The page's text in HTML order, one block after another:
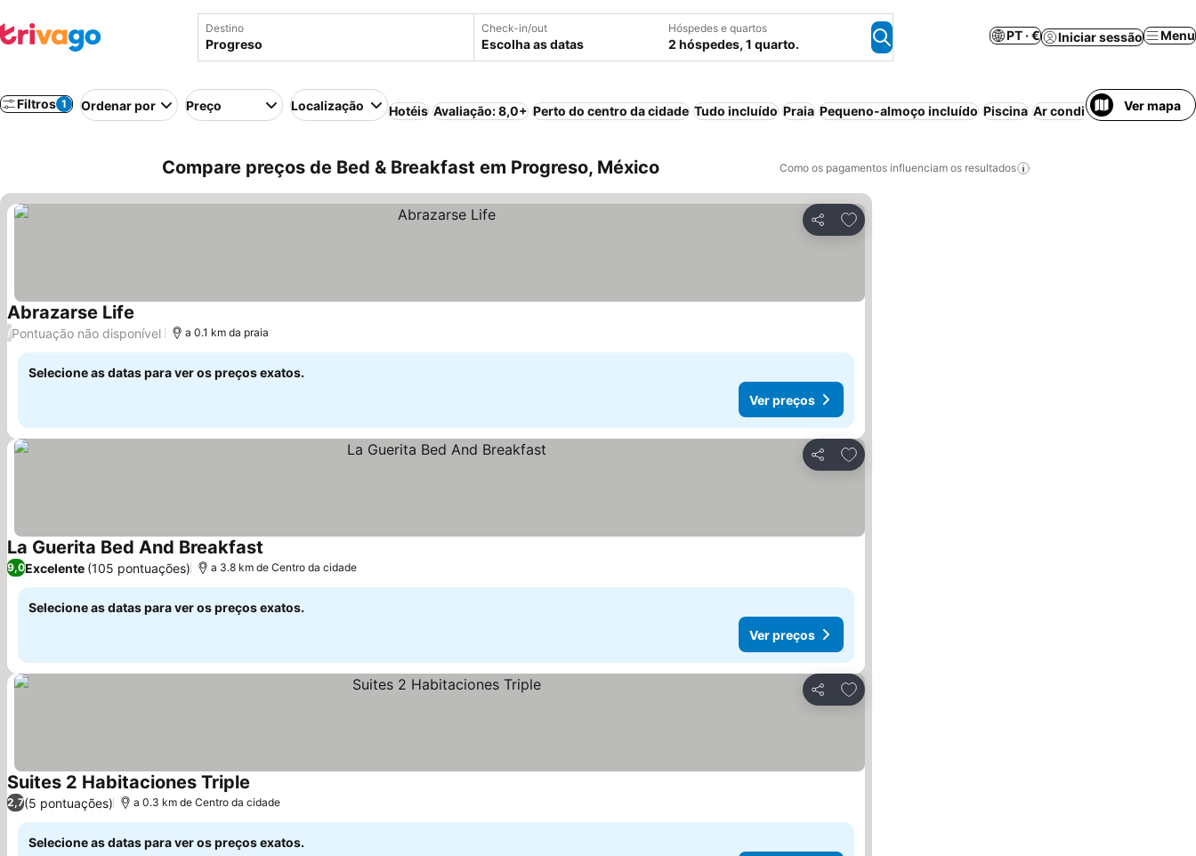
Destino Check-in/out
Escolha as datas
Hóspedes e quartos
2 hóspedes, 1 quarto.
PT · € Iniciar sessão Menu
Filtros 1 Ordenar por Preço Localização Hotéis Avaliação: 8,0+ Perto do centro da cidade Tudo incluído Praia Pequeno-almoço incluído Piscina Ar condicionado Wi-fi
Ver mapa
Compare preços de Bed & Breakfast em Progreso, México Como os pagamentos influenciam os resultados
Partilhar
Adicionar aos favoritos
Abrazarse Life Ver preços
/Pontuação não disponível a 0.1 km da praia
Selecione as datas para ver os preços exatos.
Ver preços
Partilhar
Adicionar aos favoritos
La Guerita Bed And Breakfast
9,0Excelente (105 pontuações) a 3.8 km de Centro da cidade
Selecione as datas para ver os preços exatos.
Ver preços
Partilhar
Adicionar aos favoritos
Suites 2 Habitaciones Triple
2,7(5 pontuações) a 0.3 km de Centro da cidade
Selecione as datas para ver os preços exatos.